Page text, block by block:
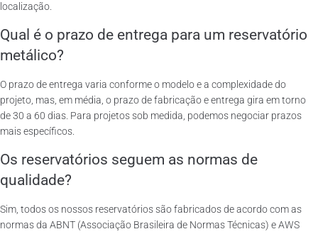
localização.
Qual é o prazo de entrega para um reservatório
metálico?
O prazo de entrega varia conforme o modelo e a complexidade do
projeto, mas, em média, o prazo de fabricação e entrega gira em torno
de 30 a 60 dias. Para projetos sob medida, podemos negociar prazos
mais específicos.
Os reservatórios seguem as normas de
qualidade?
Sim, todos os nossos reservatórios são fabricados de acordo com as
normas da ABNT (Associação Brasileira de Normas Técnicas) e AWS